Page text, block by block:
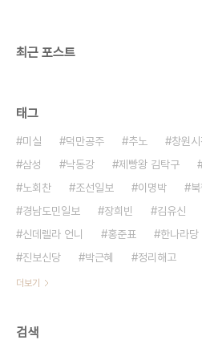
최근 포스트
태그
미실 덕만공주 추노 창원
삼성
낙동강 제빵왕 김탁구
노회찬
조선일보 이명박
경남도민일보
장희빈 김유신
신데렐라 언니
홍준표 한나라당
진보신당
박근혜 정리해고
더보기
검색